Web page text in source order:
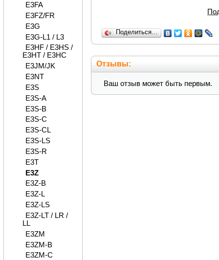
Поделиться…
Отзывы:
Ваш отзыв может быть первым.
E3FA
E3FZ/FR
E3G
E3G-L1 / L3
E3HF / E3HS /
E3HT / E3HC
E3JM/JK
E3NT
E3S
E3S-A
E3S-B
E3S-C
E3S-CL
E3S-LS
E3S-R
E3T
E3Z
E3Z-B
E3Z-L
E3Z-LS
E3Z-LT / LR /
LL
E3ZM
E3ZM-B
E3ZM-C